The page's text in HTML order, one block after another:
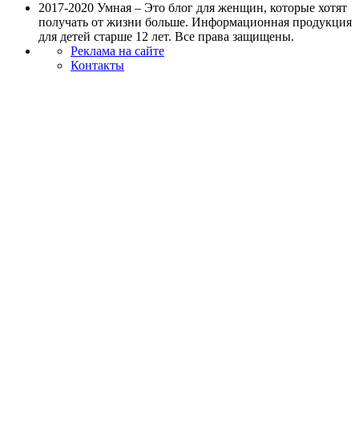
2017-2020 Умная – Это блог для женщин, которые хотят
получать от жизни больше. Информационная продукция
для детей старше 12 лет. Все права защищены.
Реклама на сайте
Контакты